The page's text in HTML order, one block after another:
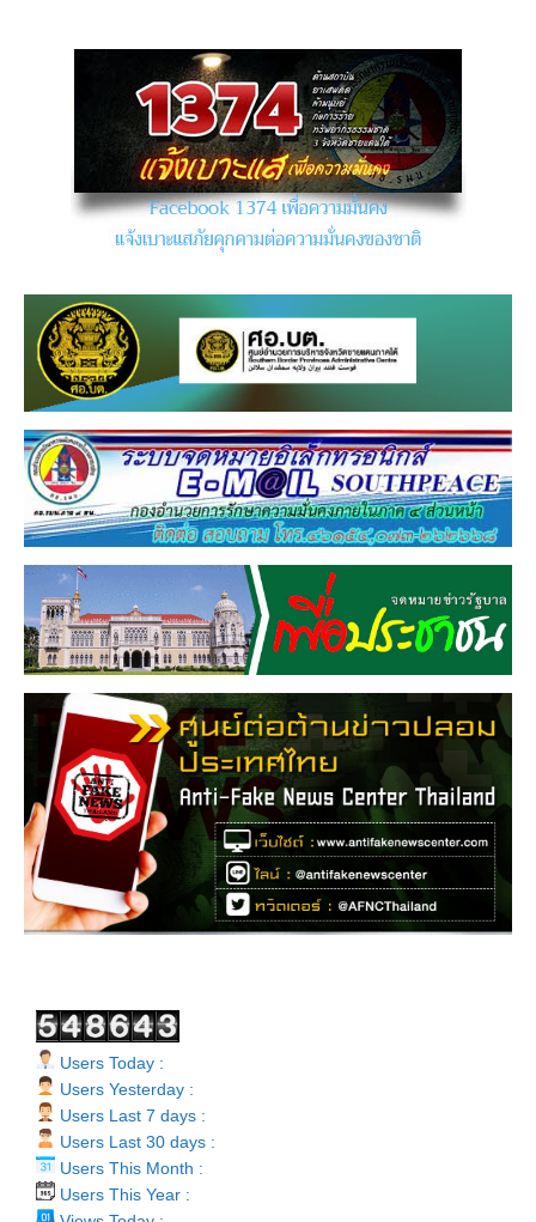
Users Today :
Users Yesterday :
Users Last 7 days :
Users Last 30 days :
Users This Month :
Users This Year :